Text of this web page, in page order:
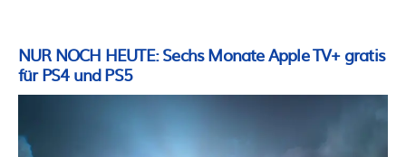
NUR NOCH HEUTE: Sechs Monate Apple TV+ gratis
für PS4 und PS5